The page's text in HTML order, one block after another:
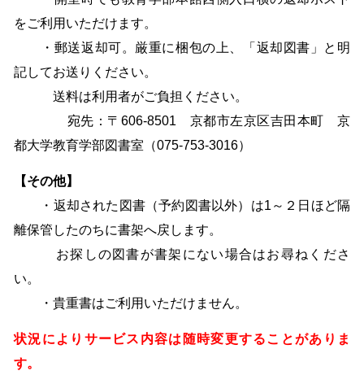
をご利用いただけます。
・郵送返却可。厳重に梱包の上、「返却図書」と明
記してお送りください。
送料は利用者がご負担ください。
宛先：〒606-8501 京都市左京区吉田本町 京
都大学教育学部図書室（075-753-3016）
【その他】
・返却された図書（予約図書以外）は1～２日ほど隔
離保管したのちに書架へ戻します。
お探しの図書が書架にない場合はお尋ねくださ
い。
・貴重書はご利用いただけません。
状況によりサービス内容は随時変更することがありま
す。